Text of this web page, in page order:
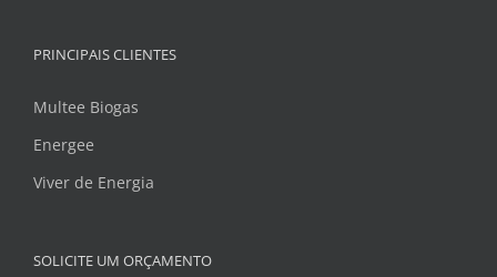
PRINCIPAIS CLIENTES
Multee Biogas
Energee
Viver de Energia
SOLICITE UM ORÇAMENTO